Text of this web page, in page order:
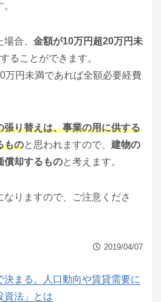
合、 金額が10万円超20万円未
することができます。
円未満であれば全額必要経費
張り替えは、事業の用に供する
ものと思われますので、 建物の
償却するものと考えます。
なりますので、ご注意くださ
2019/04/07
まる。人口動向や賃貸需要に
資法」とは